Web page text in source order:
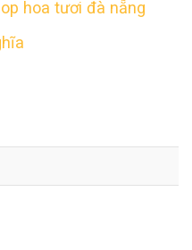
hoa tươi đà nẵng